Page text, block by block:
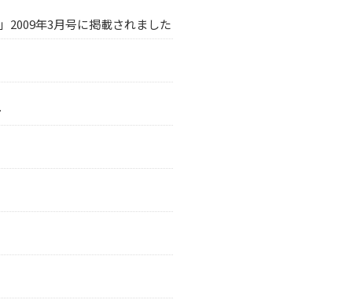
2009年3月号に掲載されました